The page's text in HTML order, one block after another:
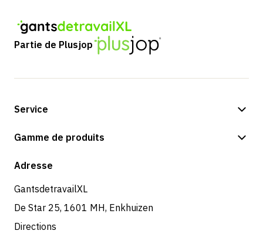
Partie de Plusjop
Service
Options de paiement
Retours et service
Gamme de produits
Boutique
Adresse
GantsdetravailXL
De Star 25, 1601 MH, Enkhuizen
Directions